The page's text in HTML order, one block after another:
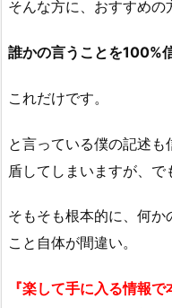
そんな方に、おすすめの
誰かの言うことを100%
これだけです。
と言っている僕の記述
盾してしまいますが、で
そもそも根本的に、何か
こと自体が間違い。
『楽して手に入る情報